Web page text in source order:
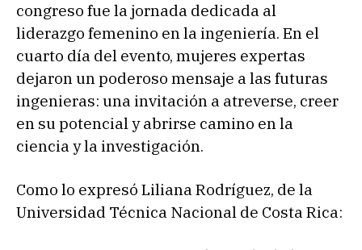
congreso fue la jornada dedicada al
liderazgo femenino en la ingeniería. En el
cuarto día del evento, mujeres expertas
dejaron un poderoso mensaje a las futuras
ingenieras: una invitación a atreverse, creer
en su potencial y abrirse camino en la
ciencia y la investigación.
Como lo expresó Liliana Rodríguez, de la
Universidad Técnica Nacional de Costa Rica: